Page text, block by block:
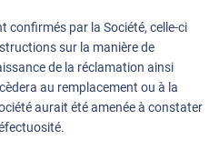
confirmés par la Société, celle-ci
sur la manière de
de la réclamation ainsi
au remplacement ou à la
aurait été amenée à constater